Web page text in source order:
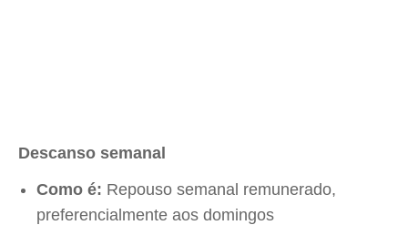
Descanso semanal
Como é: Repouso semanal remunerado,
preferencialmente aos domingos